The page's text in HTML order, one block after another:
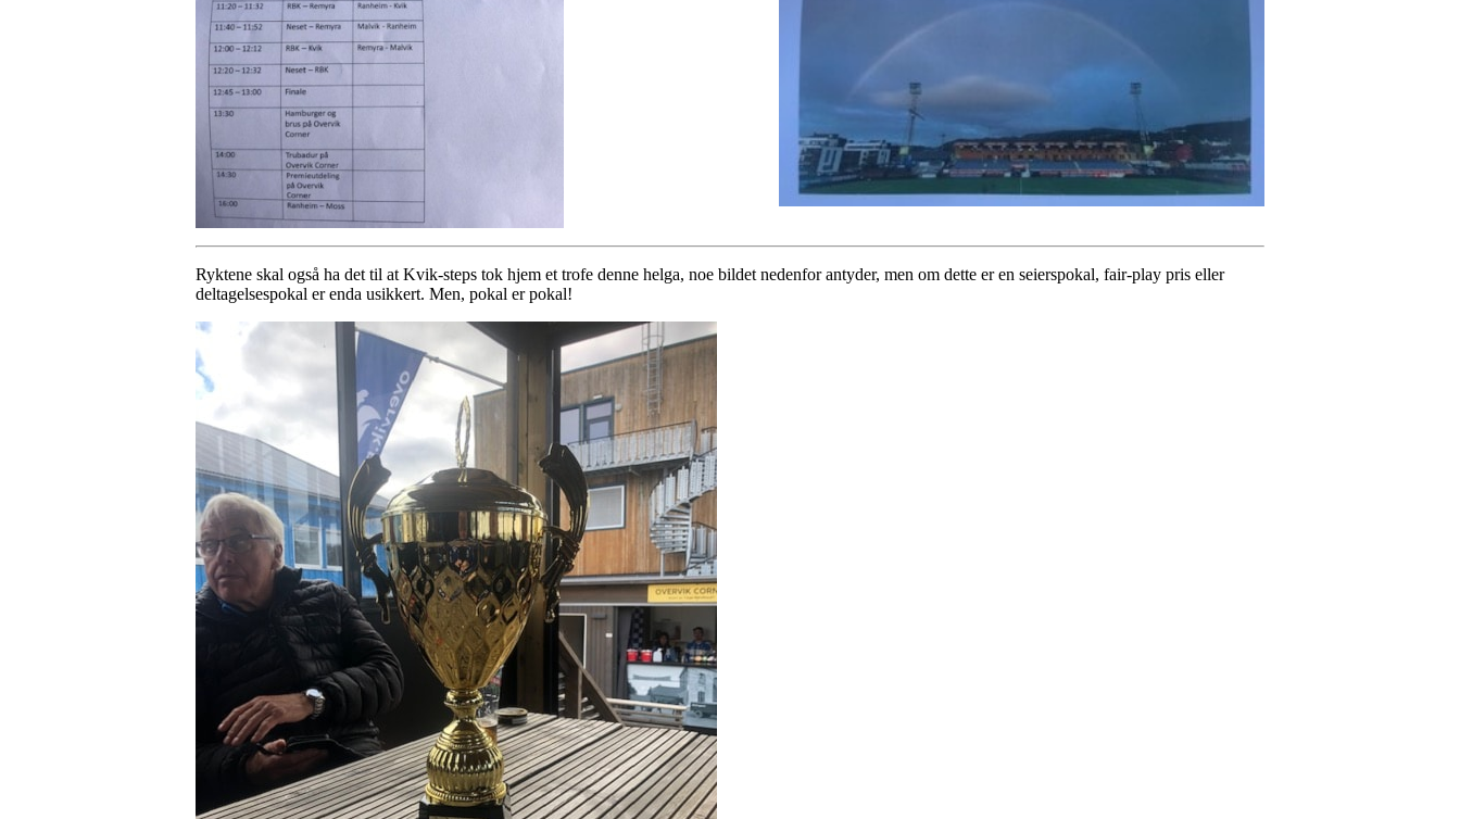
Ryktene skal også ha det til at Kvik-steps tok hjem et trofe denne helga, noe bildet nedenfor antyder, men om dette er en seierspokal, fair-play pris eller
deltagelsespokal er enda usikkert. Men, pokal er pokal!